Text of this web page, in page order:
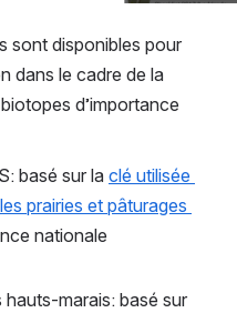
sont disponibles pour
dans le cadre de la
d’importance
basé sur la clé utilisée
prairies et pâturages
nationale
marais: basé sur